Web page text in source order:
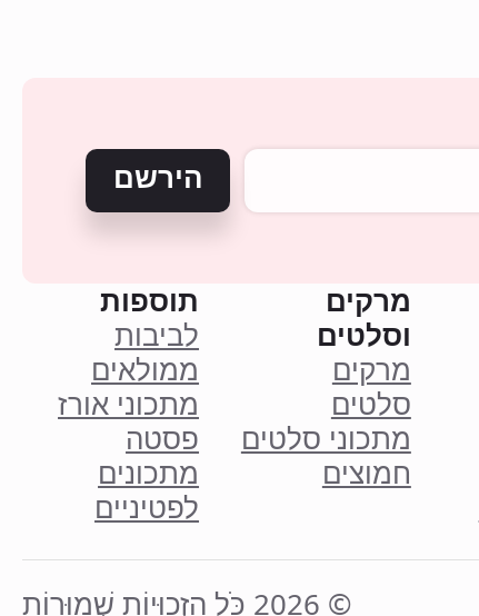
הירשם
מרקים
וסלטים
מרקים
סלטים
מתכוני סלטים
חמוצים
תוספות
לביבות
ממולאים
מתכוני אורז
פסטה
מתכונים
לפטיניים
© 2026 כֹּל הַזְכוּיוֹת שְׁמוּרוֹת